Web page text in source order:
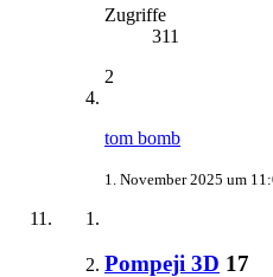
Zugriffe
311
2
tom bomb
1. November 2025 um
Pompeji 3D 17